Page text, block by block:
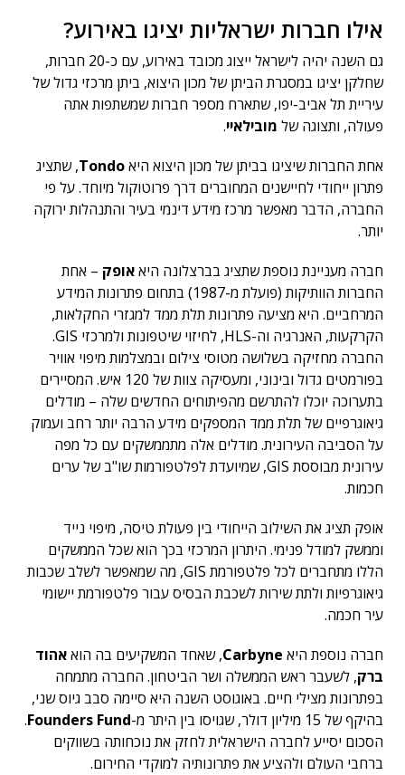
אילו חברות ישראליות יציגו באירוע?
גם השנה יהיה לישראל ייצוג מכובד באירוע, עם כ-20 חברות,
שחלקן יציגו במסגרת הביתן של מכון היצוא, ביתן מרכזי גדול של
עיריית תל אביב-יפו, שתארח מספר חברות שמשתפות אתה
פעולה, ותצוגה של מובילאיי.
אחת החברות שיציגו בביתן של מכון היצוא היאTondo, שתציג
פתרון ייחודי לחיישנים המחוברים דרך פרוטוקול מיוחד. על פי
החברה, הדבר מאפשר מרכז מידע דינמי בעיר והתנהלות ירוקה
יותר.
חברה מעניינת נוספת שתציג בברצלונה היאאופק – אחת
החברות הוותיקות (פועלת מ-1987) בתחום פתרונות המידע
המרחביים. היא מציעה פתרונות תלת ממד למגזרי החקלאות,
הקרקעות, האנרגיה וה-HLS, לחיזוי שיטפונות ולמרכזי GIS.
החברה מחזיקה בשלושה מטוסי צילום ובמצלמות מיפוי אוויר
בפורמטים גדול ובינוני, ומעסיקה צוות של 120 איש. המסיירים
בתערוכה יוכלו להתרשם מהפיתוחים החדשים שלה – מודלים
גיאוגרפיים של תלת ממד המספקים מידע הרבה יותר רחב ועמוק
על הסביבה העירונית. מודלים אלה מתממשקים עם כל מפה
עירונית מבוססת GIS, שמיועדת לפלטפורמות שו"ב של ערים
חכמות.
אופק תציג את השילוב הייחודי בין פעולת טיסה, מיפוי נייד
וממשק למודל פנימי. היתרון המרכזי בכך הוא שכל הממשקים
הללו מתחברים לכל פלטפורמת GIS, מה שמאפשר לשלב שכבות
גיאוגרפיות ולתת שירות לשכבת הבסיס עבור פלטפורמת יישומי
עיר חכמה.
חברה נוספת היא Carbyne, שאחד המשקיעים בה הואאהוד
ברק, לשעבר ראש הממשלה ושר הביטחון. החברה מתמחה
בפתרונות מצילי חיים. באוגוסט השנה היא סיימה סבב גיוס שני,
בהיקף של 15 מיליון דולר, שגויסו בין היתר מ-
Founders Fund
.
הסכום יסייע לחברה הישראלית לחזק את נוכחותה בשווקים
ברחבי העולם ולהציע את פתרונותיה למוקדי החירום.